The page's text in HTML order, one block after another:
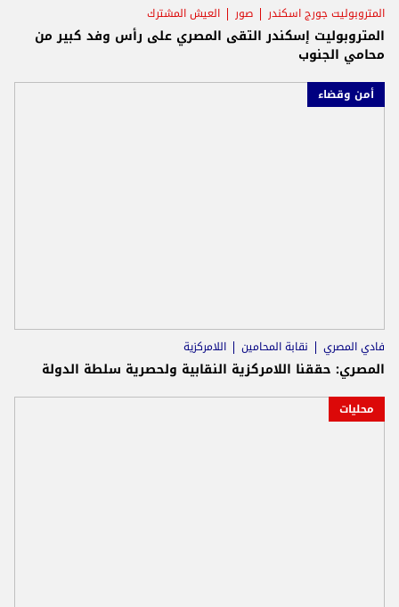
المتروبوليت جورج اسكندر صور العيش المشترك
المتروبوليت إسكندر التقى المصري على رأس وفد كبير من
محامي الجنوب
أمن وقضاء
فادي المصري نقابة المحامين اللامركزية
المصري: حققنا اللامركزية النقابية ولحصرية سلطة الدولة
محليات